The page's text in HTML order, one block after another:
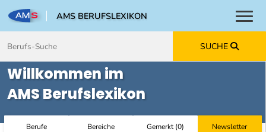
AMS BERUFSLEXIKON
SUCHE
Willkommen im
AMS Berufslexikon
Berufe Bereiche Gemerkt(0) Newsletter